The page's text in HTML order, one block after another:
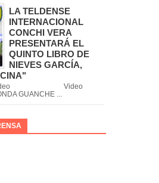
LA TELDENSE
INTERNACIONAL
CONCHI VERA
PRESENTARÁ EL
QUINTO LIBRO DE
NIEVES GARCÍA,
Video
GUANCHE ...